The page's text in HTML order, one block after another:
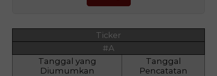
Ticker
#A
Tanggal yang
Diumumkan
Tanggal
Pencatatan